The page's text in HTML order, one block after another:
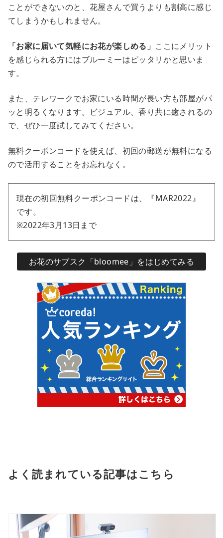
ことができないのと、花屋さんで買うよりも割高に感じ
てしまうかもしれません。
「お家に届いて気軽にお花が楽しめる」 ここにメリット
を感じられる方にはブルーミーはピッタリかと思いま
す。
また、テレワークでお家にいる時間が長い方も部屋がパ
ッと明るくなります。ビジュアル、香り共に癒されるの
で、ぜひ一度試してみてください。
無料クーポンコードを使えば、初回の郵送が無料になる
ので活用することをお忘れなく。
現在の初回無料クーポンコードは、『MAR2022』
です。
※2022年3月13日まで
お花のサブスク「bloomee」をはじめてみる
よく読まれている記事はこちら